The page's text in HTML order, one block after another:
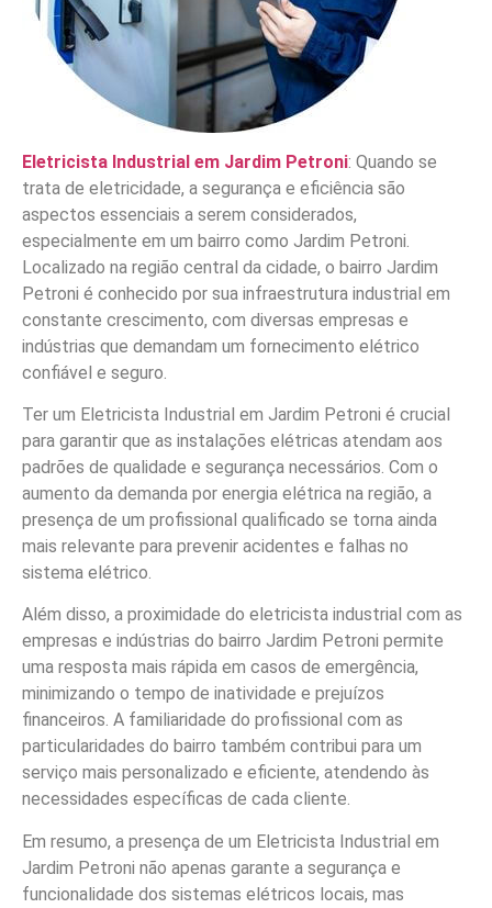
Eletricista Industrial em Jardim Petroni: Quando se
trata de eletricidade, a segurança e eficiência são
aspectos essenciais a serem considerados,
especialmente em um bairro como Jardim Petroni.
Localizado na região central da cidade, o bairro Jardim
Petroni é conhecido por sua infraestrutura industrial em
constante crescimento, com diversas empresas e
indústrias que demandam um fornecimento elétrico
confiável e seguro.
Ter um Eletricista Industrial em Jardim Petroni é crucial
para garantir que as instalações elétricas atendam aos
padrões de qualidade e segurança necessários. Com o
aumento da demanda por energia elétrica na região, a
presença de um profissional qualificado se torna ainda
mais relevante para prevenir acidentes e falhas no
sistema elétrico.
Além disso, a proximidade do eletricista industrial com as
empresas e indústrias do bairro Jardim Petroni permite
uma resposta mais rápida em casos de emergência,
minimizando o tempo de inatividade e prejuízos
financeiros. A familiaridade do profissional com as
particularidades do bairro também contribui para um
serviço mais personalizado e eficiente, atendendo às
necessidades específicas de cada cliente.
Em resumo, a presença de um Eletricista Industrial em
Jardim Petroni não apenas garante a segurança e
funcionalidade dos sistemas elétricos locais, mas